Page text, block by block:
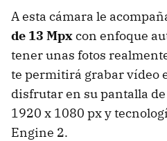
A esta cámara le
de 13 Mpxcon enfoque
tener unas fotos
te permitirá grabar vídeo
disfrutar en su pantalla
1920 x 1080 px y
Engine 2.